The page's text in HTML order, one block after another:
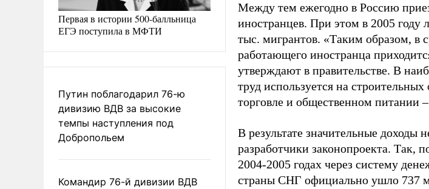
Первая в истории 500-балльница
ЕГЭ поступила в МФТИ
Путин поблагодарил 76-ю
дивизию ВДВ за высокие
темпы наступления под
Добропольем
Командир 76-й дивизии ВДВ
Между тем ежегодно в Россию
иностранцев. При этом в 2005 году
тыс. мигрантов. «Таким образом, в
работающего иностранца
утверждают в правительстве. В
труд используется на
торговле и общественном питании
В результате значительные доходы
разработчики законопроекта. Так,
2004-2005 годах через систему
страны СНГ официально ушло 737